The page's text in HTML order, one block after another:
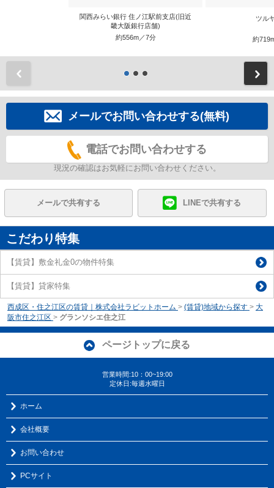
関西みらい銀行 住ノ江駅前支店(旧近
畿大阪銀行店舗)
約556m／7分
ツル
約
メールでお問い合わせする(無料)
電話でお問い合わせする
現況の確認はお気軽にお問い合わせください。
メールで共有する LINEで共有する
こだわり特集
【賃貸】敷金礼金0の物件特集
【賃貸】貸家特集
西成区・住之江区の賃貸｜株式会社ラビットホーム > (賃貸)地域から探す > 大
阪市住之江区 > グランソシエ住之江
ページトップに戻る
営業時間:10：00~19:00
定休日:毎週水曜日
ホーム
会社概要
お問い合わせ
PCサイト